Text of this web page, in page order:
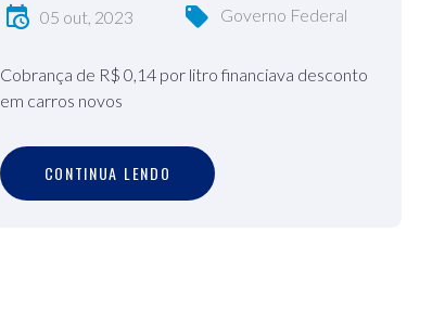
05 out, 2023 Governo Federal
Cobrança de R$ 0,14 por litro financiava desconto
em carros novos
CO NTINUA L END O
CONTINUA LENDO